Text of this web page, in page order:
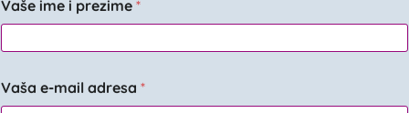
Vaše ime i prezime *
Vaša e-mail adresa *